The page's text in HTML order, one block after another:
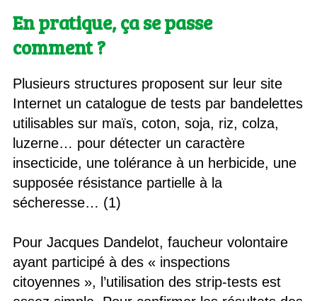
En pratique, ça se passe
comment ?
Plusieurs structures proposent sur leur site
Internet un catalogue de tests par bandelettes
utilisables sur maïs, coton, soja, riz, colza,
luzerne… pour détecter un caractère
insecticide, une tolérance à un herbicide, une
supposée résistance partielle à la
sécheresse… (1)
Pour Jacques Dandelot, faucheur volontaire
ayant participé à des « inspections
citoyennes », l’utilisation des strip-tests est